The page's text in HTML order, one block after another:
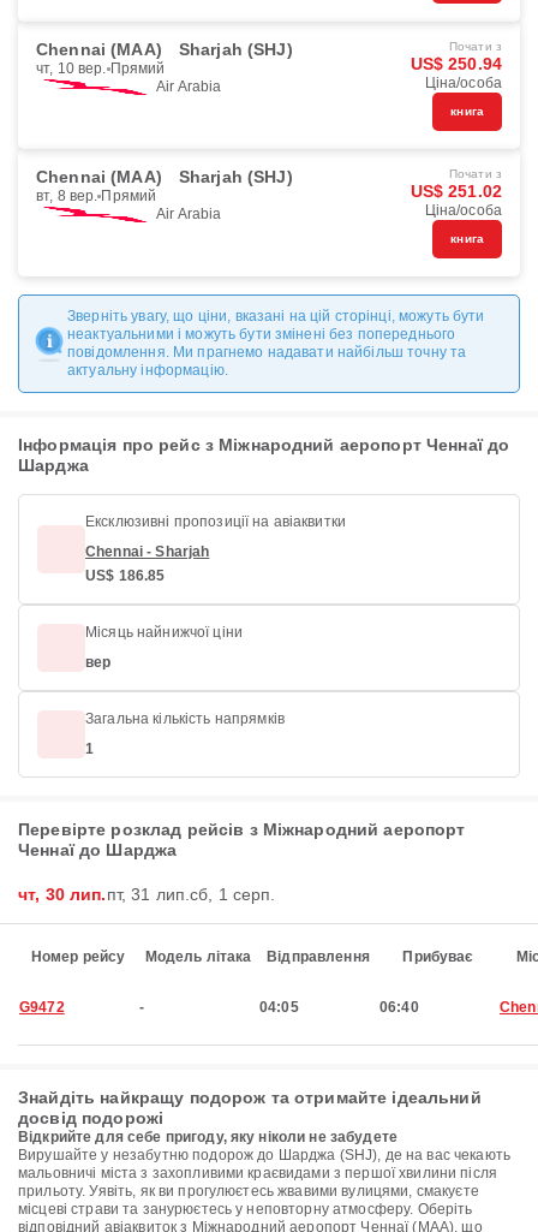
Chennai (MAA) Sharjah (SHJ)
чт, 10 вер. Прямий
Air Arabia
Почати з
US$ 250.94
Ціна/особа
книга
Chennai (MAA) Sharjah (SHJ)
вт, 8 вер. Прямий
Air Arabia
Почати з
US$ 251.02
Ціна/особа
книга
Зверніть увагу, що ціни, вказані на цій сторінці, можуть бути
неактуальними і можуть бути змінені без попереднього
повідомлення. Ми прагнемо надавати найбільш точну та
актуальну інформацію.
Інформація про рейс з Міжнародний аеропорт Ченнаї до
Шарджа
Ексклюзивні пропозиції на авіаквитки
Chennai - Sharjah
US$ 186.85
Місяць найнижчої ціни
вер
Загальна кількість напрямків
1
Перевірте розклад рейсів з Міжнародний аеропорт
Ченнаї до Шарджа
чт, 30 лип.пт, 31 лип.сб, 1 серп.
Номер рейсу Модель літака Відправлення Прибуває
G9472 - 04:05 06:40
Знайдіть найкращу подорож та отримайте ідеальний
досвід подорожі
Відкрийте для себе пригоду, яку ніколи не забудете
Вирушайте у незабутню подорож до Шарджа (SHJ), де на вас чекають
мальовничі міста з захопливими краєвидами з першої хвилини після
прильоту. Уявіть, як ви прогулюєтесь жвавими вулицями, смакуєте
місцеві страви та занурюєтесь у неповторну атмосферу. Оберіть
відповідний авіаквиток з Міжнародний аеропорт Ченнаї (MAA), що